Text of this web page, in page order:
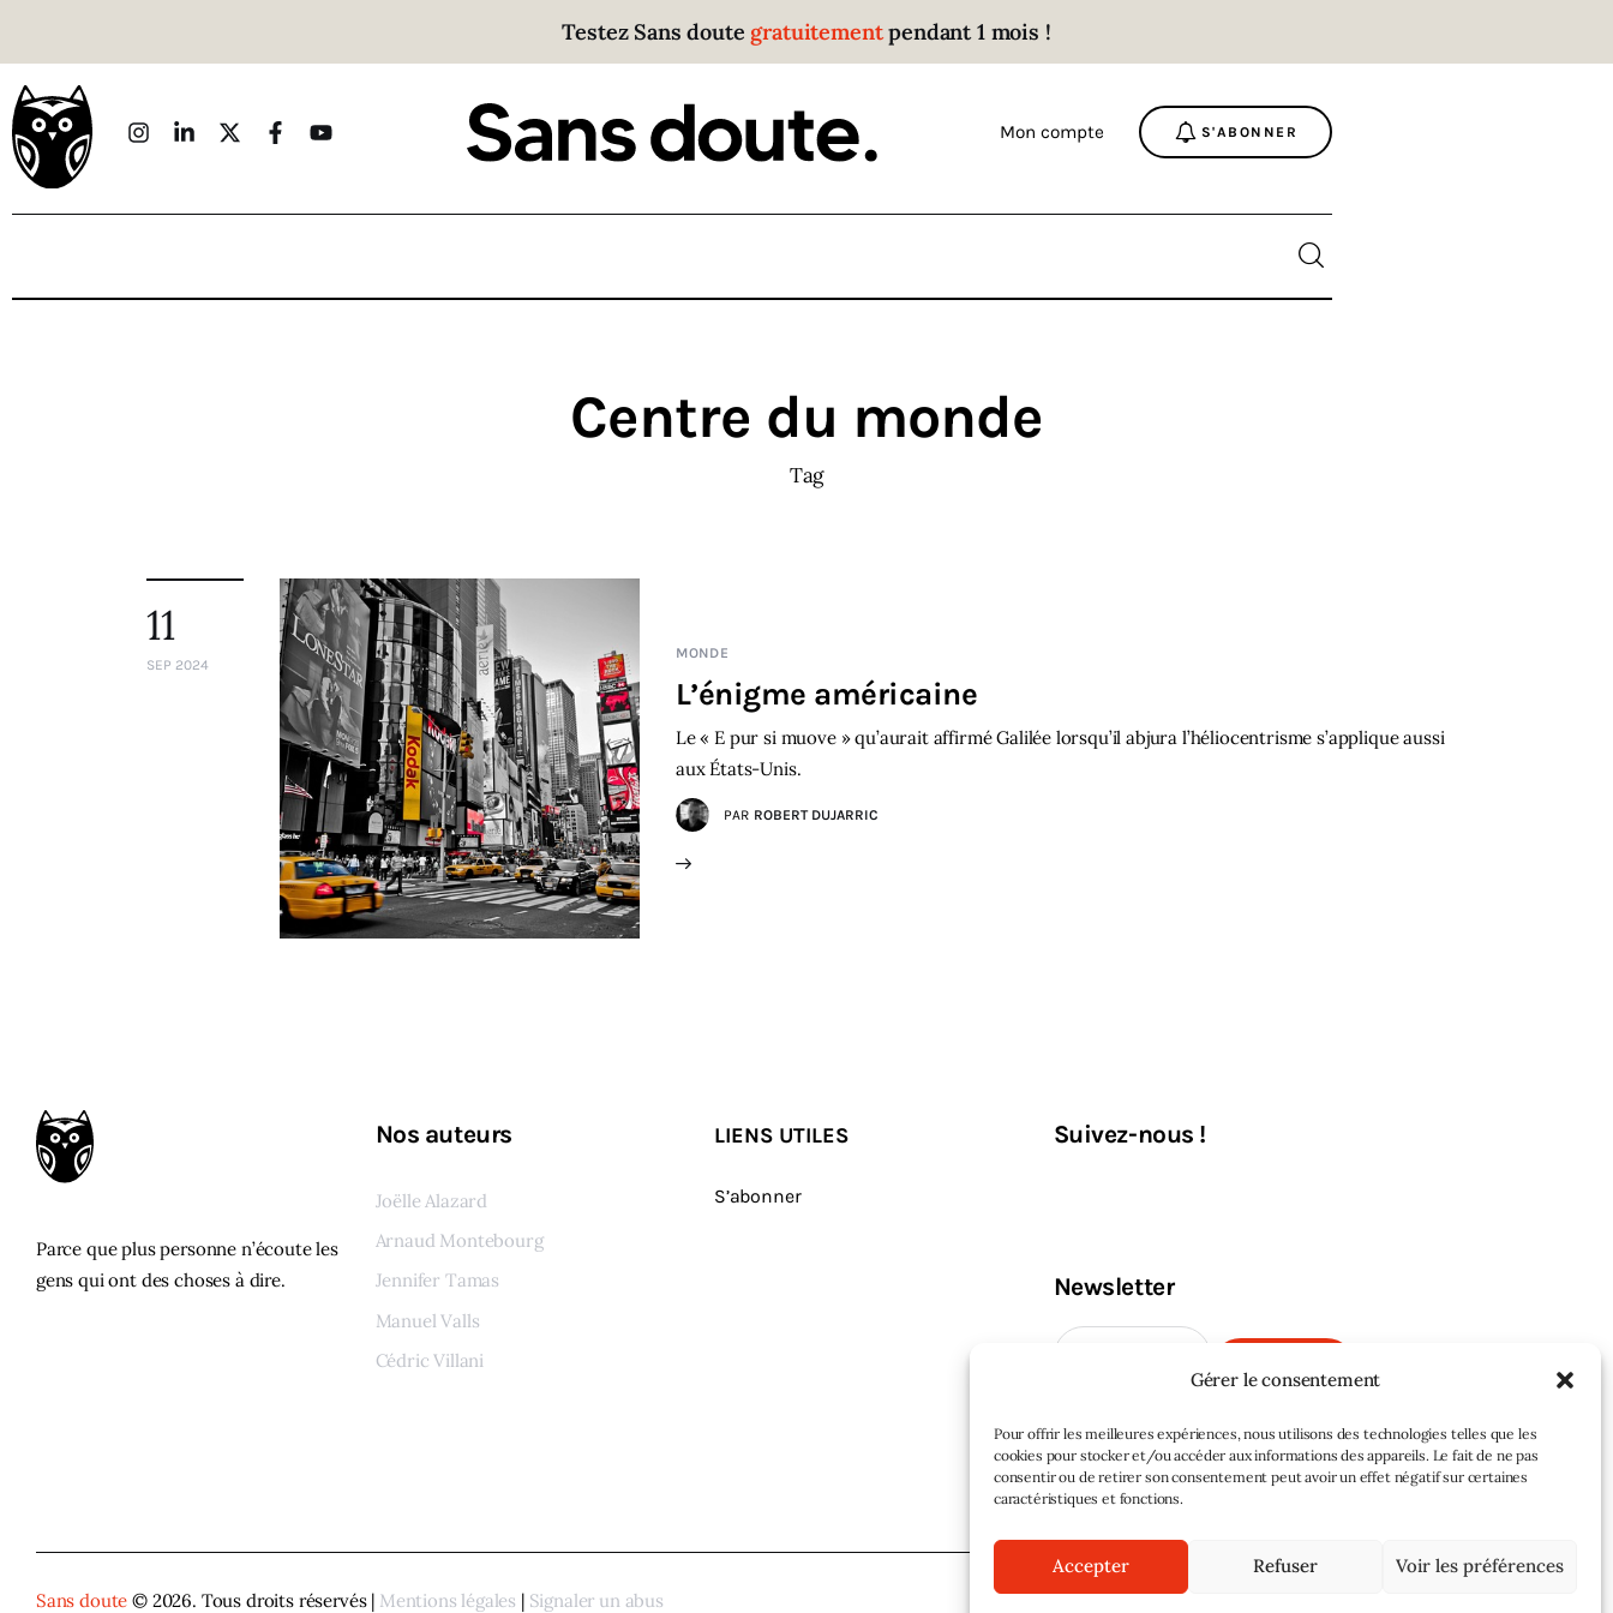
Gérer le consentement
Pour offrir les meilleures expériences, nous utilisons des technologies telles que les
cookies pour stocker et/ou accéder aux informations des appareils. Le fait de ne pas
consentir ou de retirer son consentement peut avoir un effet négatif sur certaines
caractéristiques et fonctions.
Accepter Refuser Voir les préférences
Testez Sans doute gratuitementpendant 1 mois !
Mon compte S'ABONNER
Sans doute
Parce que plus personne n’écoute les gens qui ont
des choses à dire.
Économie
Monde
Centre du monde
Tag
11
SEP 2024
MONDE
L’énigme américaine
Le « E pur si muove » qu’aurait affirmé Galilée lorsqu’il abjura l’héliocentrisme s’applique aussi
aux États-Unis.
PAR ROBERT DUJARRIC
Parce que plus personne n’écoute les
gens qui ont des choses à dire.
Nos auteurs
Joëlle Alazard
Arnaud Montebourg
Jennifer Tamas
Manuel Valls
Cédric Villani
LIENS UTILES
S’abonner
Suivez-nous !
Newsletter
M'INSCRIRE
Sans doute © 2026. Tous droits réservés | Mentions légales | Signaler un abus